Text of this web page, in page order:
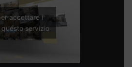
accettare i
servizio